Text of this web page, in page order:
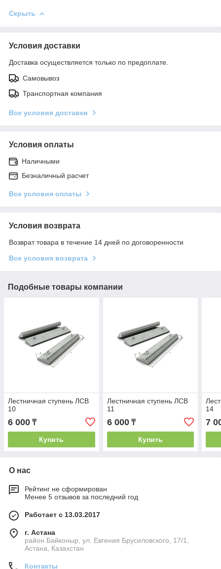
Скрыть
Условия доставки
Доставка осуществляется только по предоплате.
Самовывоз
Транспортная компания
Все условия доставки
Условия оплаты
Наличными
Безналичный расчет
Все условия оплаты
Условия возврата
Возврат товара в течение 14 дней по договоренности
Все условия возврата
Подобные товары компании
Лестничная ступень ЛСВ
10
6 000 ₸
Купить
Лестничная ступень ЛСВ
11
6 000₸
Купить
14
7
О нас
Рейтинг не сформирован
Менее 5 отзывов за последний год
Работает с 13.03.2017
г. Астана
район Байконыр, ул. Евгения Брусиловского, 17/1,
Астана, Казахстан
Контакты